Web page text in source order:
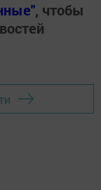
, чтобы